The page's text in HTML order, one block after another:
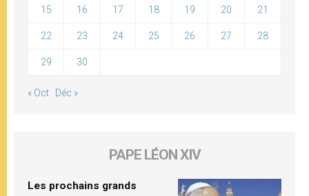
15 16 17 18 19 20 21
22 23 24 25 26 27 28
29 30
« Oct Déc »
PAPE LÉON XIV
Les prochains grands